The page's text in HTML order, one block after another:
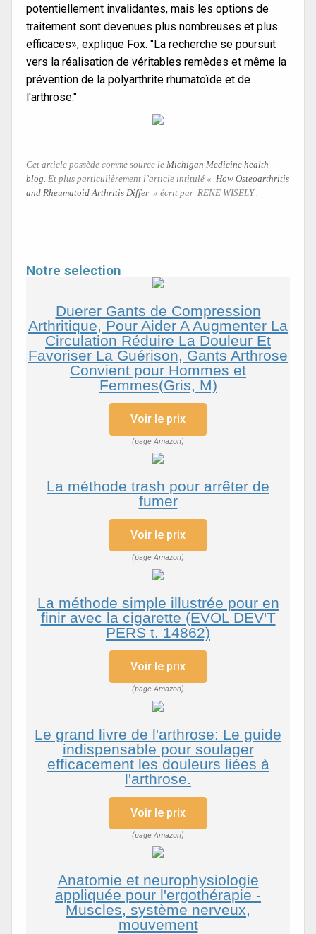
potentiellement invalidantes, mais les options de
traitement sont devenues plus nombreuses et plus
efficaces», explique Fox. "La recherche se poursuit
vers la réalisation de véritables remèdes et même la
prévention de la polyarthrite rhumatoïde et de
l'arthrose."
Cet article possède comme source le Michigan Medicine health
blog. Et plus particulièrement l’article intitulé « How Osteoarthritis
and Rheumatoid Arthritis Differ » écrit par RENE WISELY .
Notre selection
Duerer Gants de Compression
Arthritique, Pour Aider A Augmenter La
Circulation Réduire La Douleur Et
Favoriser La Guérison, Gants Arthrose
Convient pour Hommes et
Femmes(Gris, M)
Voir le prix
(page Amazon)
La méthode trash pour arrêter de
fumer
Voir le prix
(page Amazon)
La méthode simple illustrée pour en
finir avec la cigarette (EVOL DEV'T
PERS t. 14862)
Voir le prix
(page Amazon)
Le grand livre de l'arthrose: Le guide
indispensable pour soulager
efficacement les douleurs liées à
l'arthrose.
Voir le prix
(page Amazon)
Anatomie et neurophysiologie
appliquée pour l'ergothérapie -
Muscles, système nerveux,
mouvement